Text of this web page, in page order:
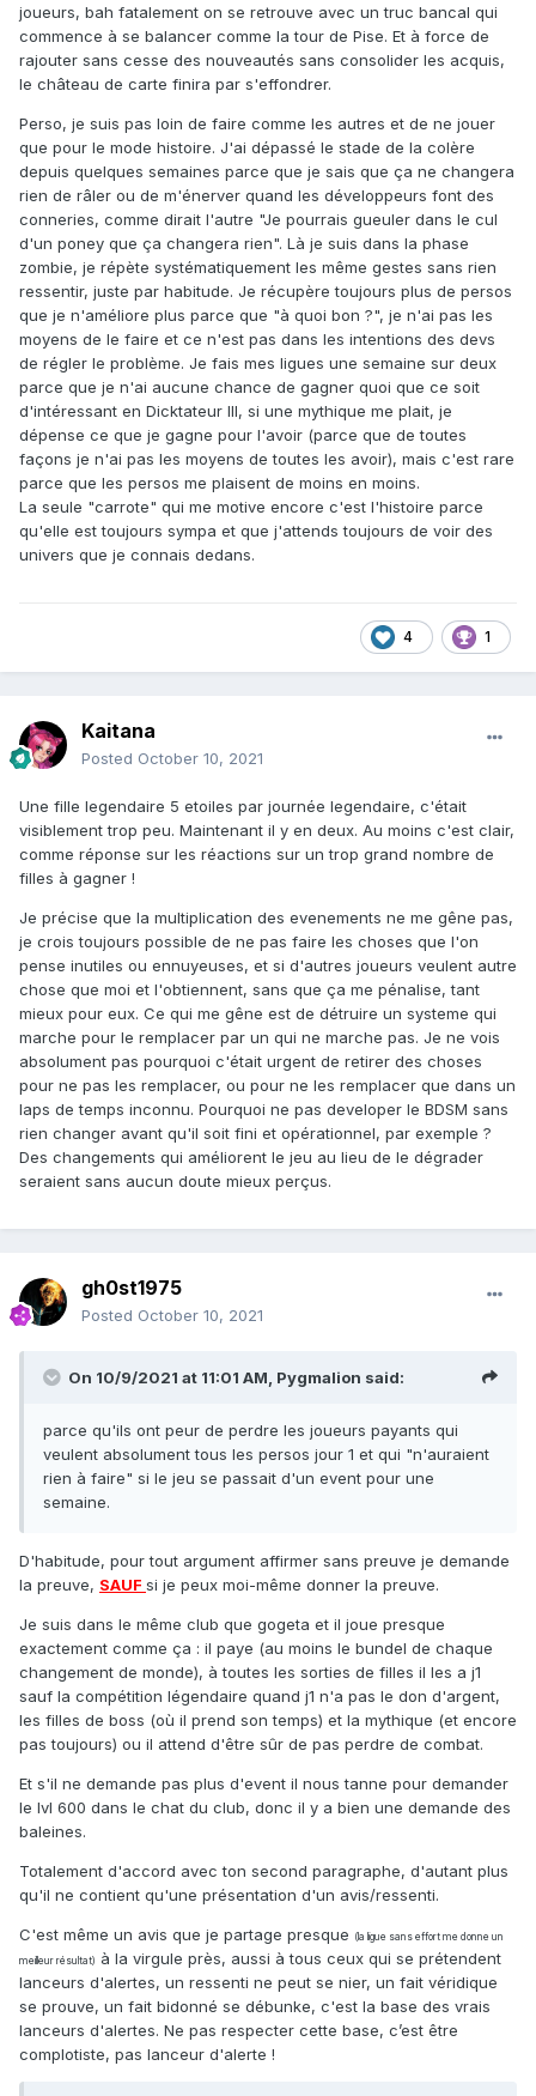
joueurs, bah fatalement on se retrouve avec un truc bancal qui
commence à se balancer comme la tour de Pise. Et à force de
rajouter sans cesse des nouveautés sans consolider les acquis,
le château de carte finira par s'effondrer.
Perso, je suis pas loin de faire comme les autres et de ne jouer
que pour le mode histoire. J'ai dépassé le stade de la colère
depuis quelques semaines parce que je sais que ça ne changera
rien de râler ou de m'énerver quand les développeurs font des
conneries, comme dirait l'autre "Je pourrais gueuler dans le cul
d'un poney que ça changera rien". Là je suis dans la phase
zombie, je répète systématiquement les même gestes sans rien
ressentir, juste par habitude. Je récupère toujours plus de persos
que je n'améliore plus parce que "à quoi bon ?", je n'ai pas les
moyens de le faire et ce n'est pas dans les intentions des devs
de régler le problème. Je fais mes ligues une semaine sur deux
parce que je n'ai aucune chance de gagner quoi que ce soit
d'intéressant en Dicktateur III, si une mythique me plait, je
dépense ce que je gagne pour l'avoir (parce que de toutes
façons je n'ai pas les moyens de toutes les avoir), mais c'est rare
parce que les persos me plaisent de moins en moins.
La seule "carrote" qui me motive encore c'est l'histoire parce
qu'elle est toujours sympa et que j'attends toujours de voir des
univers que je connais dedans.
4 1
Kaitana
Posted October 10, 2021
Une fille legendaire 5 etoiles par journée legendaire, c'était
visiblement trop peu. Maintenant il y en deux. Au moins c'est clair,
comme réponse sur les réactions sur un trop grand nombre de
filles à gagner !
Je précise que la multiplication des evenements ne me gêne pas,
je crois toujours possible de ne pas faire les choses que l'on
pense inutiles ou ennuyeuses, et si d'autres joueurs veulent autre
chose que moi et l'obtiennent, sans que ça me pénalise, tant
mieux pour eux. Ce qui me gêne est de détruire un systeme qui
marche pour le remplacer par un qui ne marche pas. Je ne vois
absolument pas pourquoi c'était urgent de retirer des choses
pour ne pas les remplacer, ou pour ne les remplacer que dans un
laps de temps inconnu. Pourquoi ne pas developer le BDSM sans
rien changer avant qu'il soit fini et opérationnel, par exemple ?
Des changements qui améliorent le jeu au lieu de le dégrader
seraient sans aucun doute mieux perçus.
gh0st1975
Posted October 10, 2021
On 10/9/2021 at 11:01 AM, Pygmalion said:
parce qu'ils ont peur de perdre les joueurs payants qui
veulent absolument tous les persos jour 1 et qui "n'auraient
rien à faire" si le jeu se passait d'un event pour une
semaine.
D'habitude, pour tout argument affirmer sans preuve je demande
la preuve, SAUF si je peux moi-même donner la preuve.
Je suis dans le même club que gogeta et il joue presque
exactement comme ça : il paye (au moins le bundel de chaque
changement de monde), à toutes les sorties de filles il les a j1
sauf la compétition légendaire quand j1 n'a pas le don d'argent,
les filles de boss (où il prend son temps) et la mythique (et encore
pas toujours) ou il attend d'être sûr de pas perdre de combat.
Et s'il ne demande pas plus d'event il nous tanne pour demander
le lvl 600 dans le chat du club, donc il y a bien une demande des
baleines.
Totalement d'accord avec ton second paragraphe, d'autant plus
qu'il ne contient qu'une présentation d'un avis/ressenti.
C'est même un avis que je partage presque (la ligue sans effort me donne un
meilleur résultat) à la virgule près, aussi à tous ceux qui se prétendent
lanceurs d'alertes, un ressenti ne peut se nier, un fait véridique
se prouve, un fait bidonné se débunke, c'est la base des vrais
lanceurs d'alertes. Ne pas respecter cette base, c’est être
complotiste, pas lanceur d'alerte !